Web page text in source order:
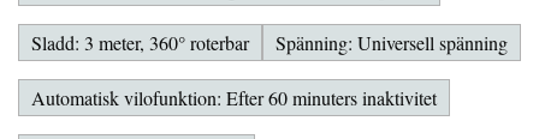
Sladd: 3 meter, 360° roterbar Spänning: Universell spänning
Automatisk vilofunktion: Efter 60 minuters inaktivitet